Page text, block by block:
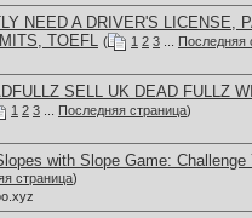
NEED A DRIVER'S LICENSE,
TOEFL ( 1 2 3
Последняя
SELL UK DEAD FULLZ
1 2 3 Последняя страница)
with Slope Game:
страница)